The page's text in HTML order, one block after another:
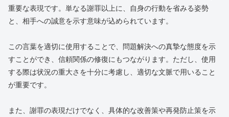
重要な表現です。単なる謝罪以上に、自身の行動を省みる姿勢
と、相手への誠意を示す意味が込められています。
この言葉を適切に使用することで、問題解決への真摯な態度を示
すことができ、信頼関係の修復にもつながります。ただし、使用
する際は状況の重大さを十分に考慮し、適切な文脈で用いること
が重要です。
また、謝罪の表現だけでなく、具体的な改善策や再発防止策を示